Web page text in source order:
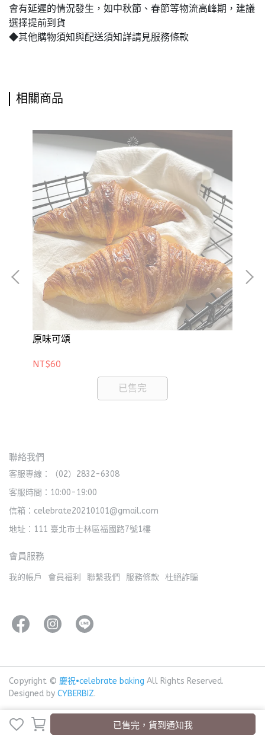
已售完，貨到通知我
會有延遲的情況發生，如中秋節、春節等物流高峰期，建議
選擇提前到貨
◆其他購物須知與配送須知詳請見服務條款
相關商品
原味可頌
NT$60
已售完
聯絡我們
客服專線：（02）2832-6308
客服時間：10:00-19:00
信箱：celebrate20210101@gmail.com
地址：111 臺北市士林區福國路7號1樓
會員服務
我的帳戶 會員福利 聯繫我們 服務條款 杜絕詐騙
Copyright © 慶祝•celebrate baking All Rights Reserved.
Designed by CYBERBIZ.